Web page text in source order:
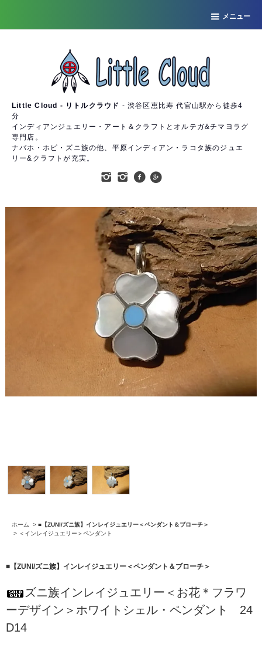
メニュー
Little Cloud - リトルクラウド - 渋谷区恵比寿 代官山駅から徒歩4
分
インディアンジュエリー・アート＆クラフトとオルテガ&チマヨラグ
専門店。
ナバホ・ホピ・ズニ族の他、平原インディアン・ラコタ族のジュエ
リー&クラフトが充実。
ホーム > ■【ZUNI/ズニ族】インレイジュエリー＜ペンダント＆ブローチ＞
> ＜インレイジュエリー＞ペンダント
■【ZUNI/ズニ族】インレイジュエリー＜ペンダント＆ブローチ＞
ズニ族インレイジュエリー＜お花＊フラワ
ーデザイン＞ホワイトシェル・ペンダント 24
D14